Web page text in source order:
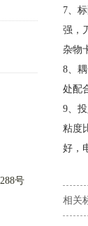
号
7、
强，
杂物
8、
处配
9、
粘度
好，
相关